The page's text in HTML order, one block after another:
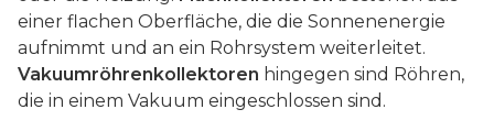
einer flachen Oberfläche, die die Sonnenenergie
aufnimmt und an ein Rohrsystem weiterleitet.
Vakuumröhrenkollektoren hingegen sind Röhren,
die in einem Vakuum eingeschlossen sind.